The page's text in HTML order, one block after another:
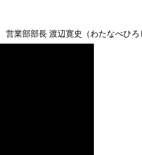
業部部長 渡辺寛史（わたなべひ